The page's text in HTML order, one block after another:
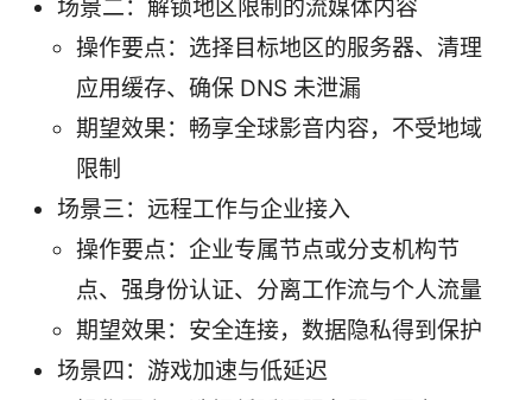
场景二：解锁地区限制的流媒体内容
操作要点：选择目标地区的服务器、清理
应用缓存、确保 DNS 未泄漏
期望效果：畅享全球影音内容，不受地域
限制
场景三：远程工作与企业接入
操作要点：企业专属节点或分支机构节
点、强身份认证、分离工作流与个人流量
期望效果：安全连接，数据隐私得到保护
场景四：游戏加速与低延迟